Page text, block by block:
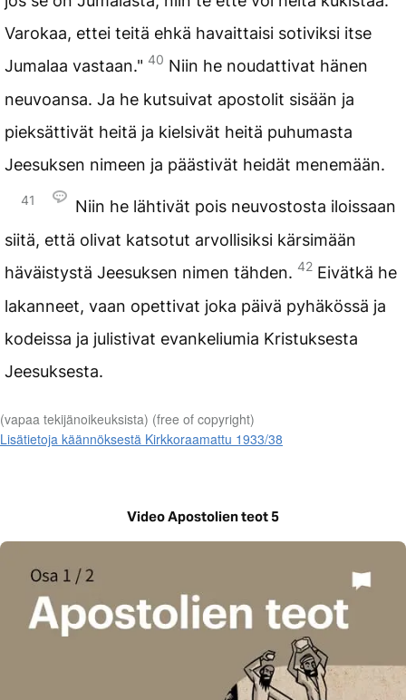
Varokaa, ettei teitä ehkä havaittaisi sotiviksi itse
Jumalaa vastaan." 40 Niin he noudattivat hänen
neuvoansa. Ja he kutsuivat apostolit sisään ja
pieksättivät heitä ja kielsivät heitä puhumasta
Jeesuksen nimeen ja päästivät heidät menemään.
41
Niin he lähtivät pois neuvostosta iloissaan
siitä, että olivat katsotut arvollisiksi kärsimään
häväistystä Jeesuksen nimen tähden. 42 Eivätkä he
lakanneet, vaan opettivat joka päivä pyhäkössä ja
kodeissa ja julistivat evankeliumia Kristuksesta
Jeesuksesta.
(vapaa tekijänoikeuksista) (free of copyright)
Lisätietoja käännöksestä Kirkkoraamattu 1933/38
Video Apostolien teot 5